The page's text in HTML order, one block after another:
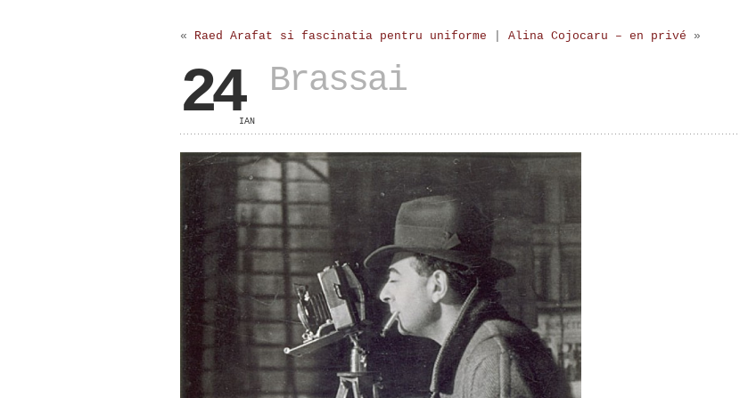
« Raed Arafat si fascinatia pentru uniforme Alina Cojocaru – en privé »
24IAN
Brassai